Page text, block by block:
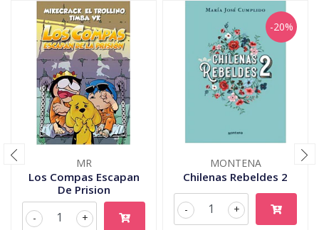
MR
Los Compas Escapan
De Prision
+
-
-20%
MONTENA
Chilenas Rebeldes 2
+
-